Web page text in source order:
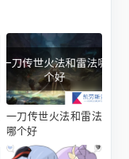
一刀传世火法和雷法
哪个好